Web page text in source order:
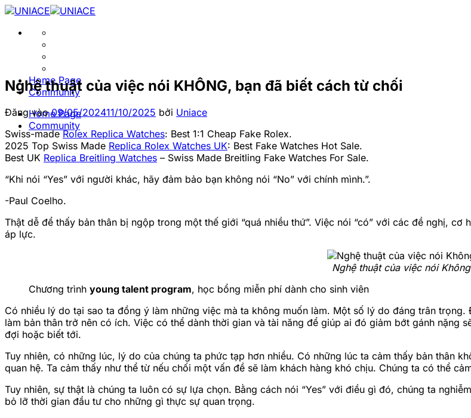
Bỏ
Home Page
Community
Home Page
Community
Nghệ thuật của việc nói KHÔNG, bạn đã biết cách từ chối
Đăng vào09/05/202411/10/2025 bởi Uniace
Swiss-madeRolex Replica Watches: Best 1:1 Cheap Fake Rolex.
2025 Top Swiss Made Replica Rolex Watches UK: Best Fake Watches Hot Sale.
Best UK Replica Breitling Watches – Swiss Made Breitling Fake Watches For Sale.
“Khi nói “Yes” với người khác, hãy đảm bảo bạn không nói “No” với chính mình.”.
-Paul Coelho.
Thật dễ để thấy bản thân bị ngộp trong một thế giới “quá nhiều thứ”. Việc nói “có” với các đề nghị,
áp lực.
Nghệ thuật của việc nói Không
Chương trình young talent program, học bổng miễn phí dành cho sinh viên
Có nhiều lý do tại sao ta đồng ý làm những việc mà ta không muốn làm. Một số lý do đáng trân
làm bản thân trở nên có ích. Việc có thể dành thời gian và tài năng để giúp ai đó giảm bớt gánh nặng
đợi hoặc biết tới.
Tuy nhiên, có những lúc, lý do của chúng ta phức tạp hơn nhiều. Có những lúc ta cảm thấy bản thân
quan hệ. Ta cảm thấy như thể từ nếu chối một vấn đề sẽ làm khách hàng khó chịu. Chúng ta có thể
Tuy nhiên, sự thật là chúng ta luôn có sự lựa chọn. Bằng cách nói “Yes” với điều gì đó, chúng ta
bỏ lỡ thời gian đầu tư cho những gì thực sự quan trọng.